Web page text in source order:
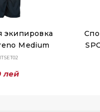
экипировка
Medium
лей